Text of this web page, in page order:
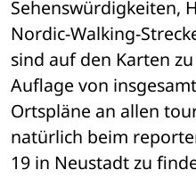
Sehenswürdigkeiten,
Nordic-Walking-
sind auf den Karten
Auflage von
Ortspläne an allen
natürlich beim
19 in Neustadt zu